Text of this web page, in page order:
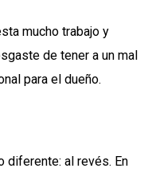
mucho trabajo y
de tener a un mal
para el dueño.
diferente: al revés. En